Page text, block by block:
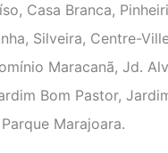
Casa Branca,
Silveira, Centre-
Maracanã, Jd.
Bom Pastor,
Marajoara.